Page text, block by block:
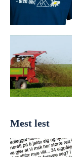
Mest lest